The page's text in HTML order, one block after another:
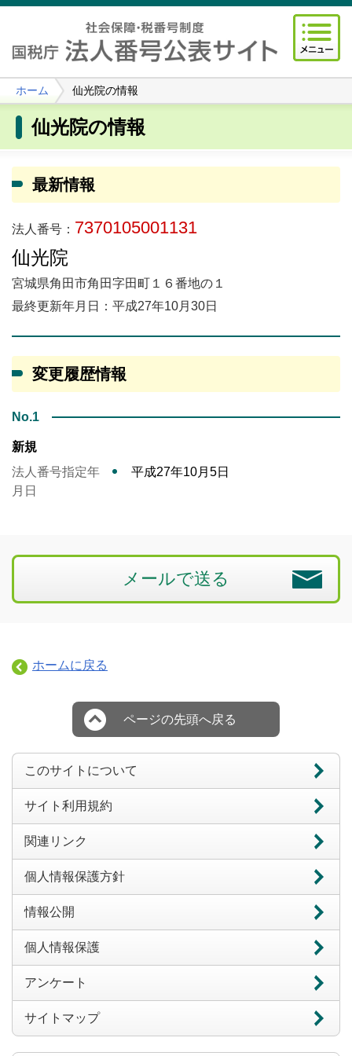
ホーム 仙光院の情報
仙光院の情報
最新情報
法人番号： 7370105001131
仙光院
宮城県角田市角田字田町１６番地の１
最終更新年月日：平成27年10月30日
変更履歴情報
No.1
新規
法人番号指定年
月日
平成27年10月5日
メールで送る
ホームに戻る
ページの先頭へ戻る
このサイトについて
サイト利用規約
関連リンク
個人情報保護方針
情報公開
個人情報保護
アンケート
サイトマップ